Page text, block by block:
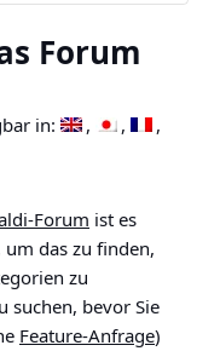
Forum
in:
Forum ist es
das zu finden,
zu
suchen, bevor Sie
Feature-Anfrage)